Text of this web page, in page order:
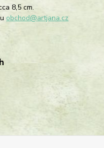
8,5 cm.
obchod@artjana.cz